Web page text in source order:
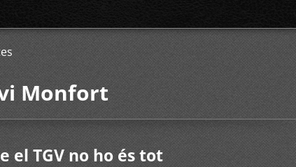
Monfort
el TGV no ho és tot